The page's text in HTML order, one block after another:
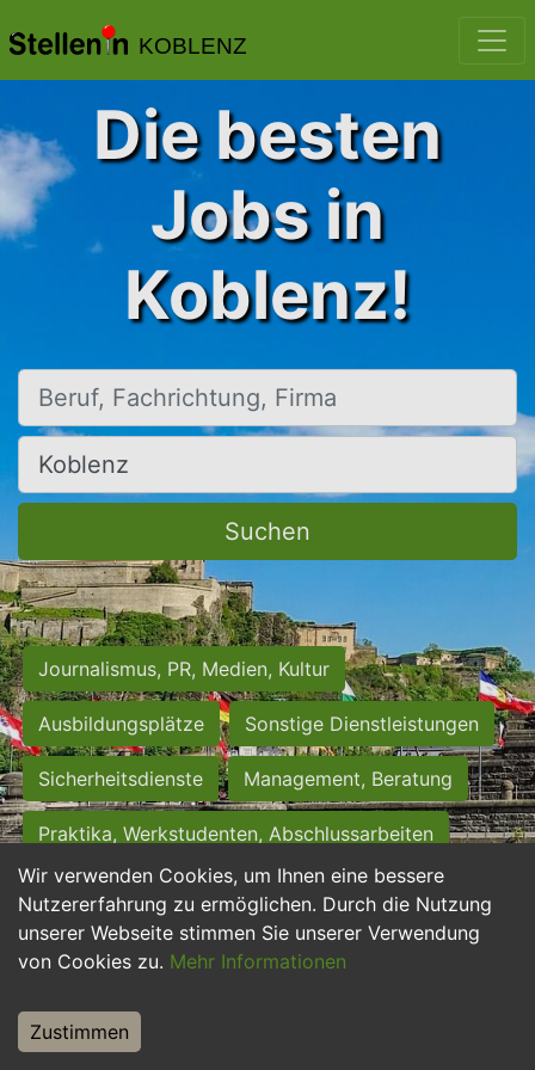
KOBLENZ
Wir verwenden Cookies, um Ihnen eine bessere
Nutzererfahrung zu ermöglichen. Durch die Nutzung
unserer Webseite stimmen Sie unserer Verwendung
von Cookies zu. Mehr Informationen
Zustimmen
Die besten
Jobs in
Koblenz!
Beruf, Fachrichtung, Firma
Ort, Stadt
Suchen
Journalismus, PR, Medien, Kultur
Ausbildungsplätze Sonstige Dienstleistungen
Sicherheitsdienste Management, Beratung
Praktika, Werkstudenten, Abschlussarbeiten
Personalwesen Assistenz, Sekretariat
Hilfskräfte, Aushilfs- und Nebenjobs
Weiterbildung, Studium, duale Ausbildung